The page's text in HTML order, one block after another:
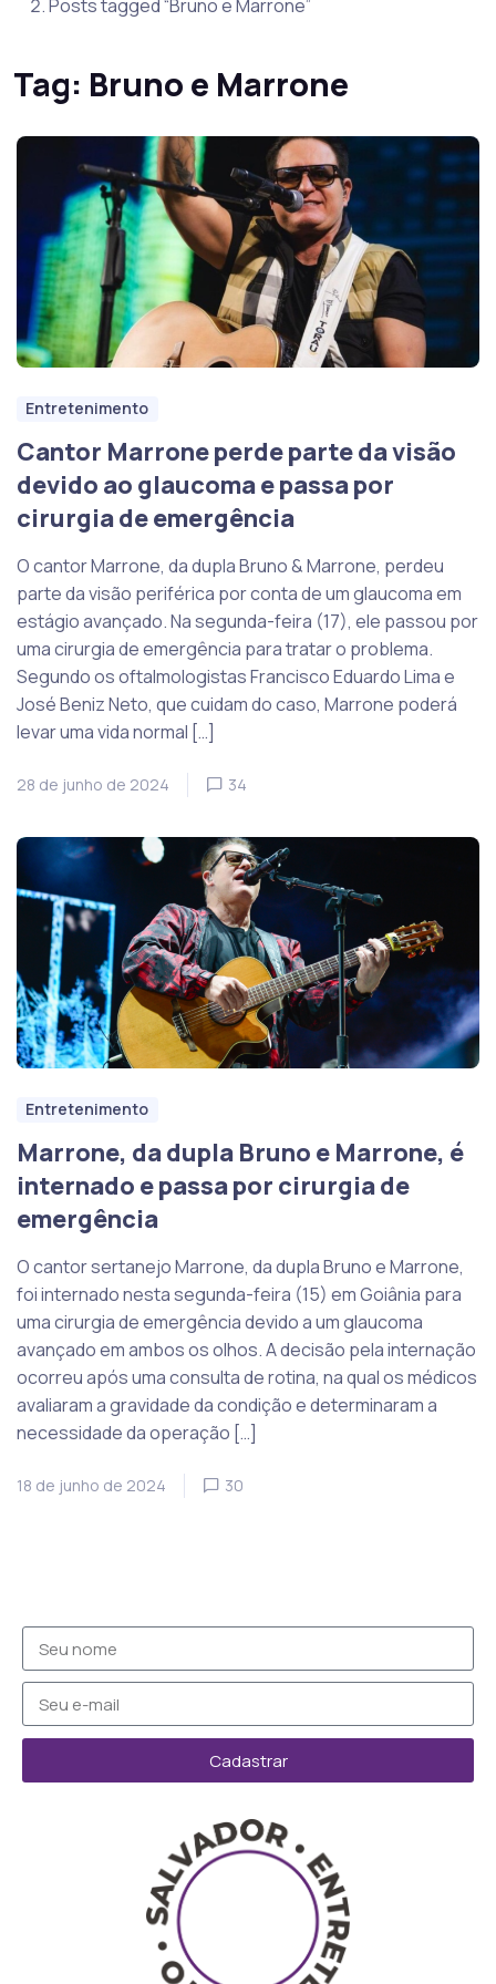
Posts tagged “Bruno e Marrone”
Tag: Bruno e Marrone
Entretenimento
Cantor Marrone perde parte da visão
devido ao glaucoma e passa por
cirurgia de emergência
O cantor Marrone, da dupla Bruno & Marrone, perdeu
parte da visão periférica por conta de um glaucoma em
estágio avançado. Na segunda-feira (17), ele passou por
uma cirurgia de emergência para tratar o problema.
Segundo os oftalmologistas Francisco Eduardo Lima e
José Beniz Neto, que cuidam do caso, Marrone poderá
levar uma vida normal […]
28 de junho de 2024 34
Entretenimento
Marrone, da dupla Bruno e Marrone, é
internado e passa por cirurgia de
emergência
O cantor sertanejo Marrone, da dupla Bruno e Marrone,
foi internado nesta segunda-feira (15) em Goiânia para
uma cirurgia de emergência devido a um glaucoma
avançado em ambos os olhos. A decisão pela internação
ocorreu após uma consulta de rotina, na qual os médicos
avaliaram a gravidade da condição e determinaram a
necessidade da operação […]
18 de junho de 2024 30
Cadastrar